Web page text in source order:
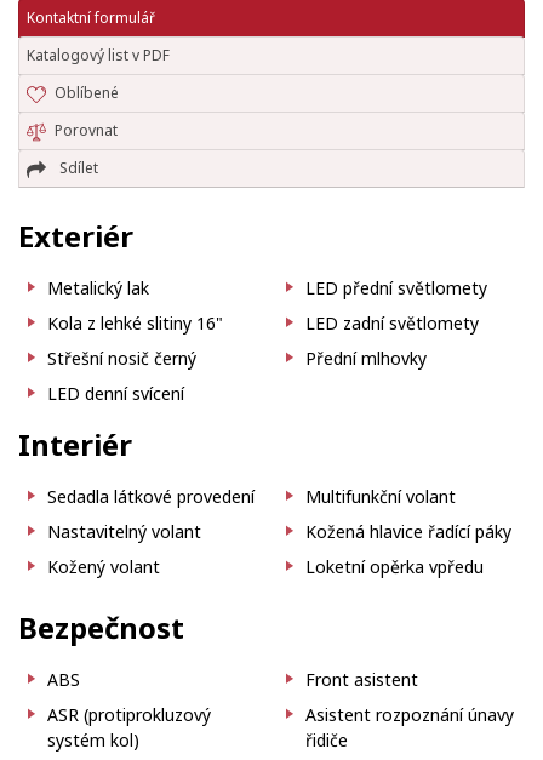
Kontaktní formulář
Katalogový list v PDF
Oblíbené
Porovnat
Sdílet
Exteriér
Metalický lak
Kola z lehké slitiny 16"
Střešní nosič černý
LED denní svícení
LED přední světlomety
LED zadní světlomety
Přední mlhovky
Interiér
Sedadla látkové provedení
Nastavitelný volant
Kožený volant
Multifunkční volant
Kožená hlavice řadící páky
Loketní opěrka vpředu
Bezpečnost
ABS
ASR (protiprokluzový
systém kol)
Front asistent
Asistent rozpoznání únavy
řidiče